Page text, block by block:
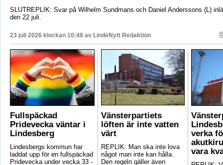
SLUTREPLIK: Svar på Wilhelm Sundmans och Daniel Anderssons (L)
den 22 juli.
23 juli 2026 klockan 10:48 av LindeNytt Redaktion
Fullspäckad
Pridevecka väntar i
Lindesberg
Lindesbergs kommun har
laddat upp för en fullspäckad
Pridevecka under vecka 33 -
Vänsterpartiets
löften är inte vatten
värt
REPLIK: Man ska inte lova
något man inte kan hålla.
Den regeln gäller även
verka
vara